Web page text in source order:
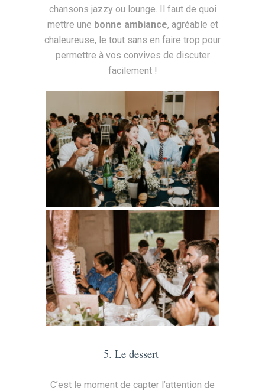
chansons jazzy ou lounge. Il faut de quoi
mettre une bonne ambiance, agréable et
chaleureuse, le tout sans en faire trop pour
permettre à vos convives de discuter
facilement !
5. Le dessert
C’est le moment de capter l’attention de